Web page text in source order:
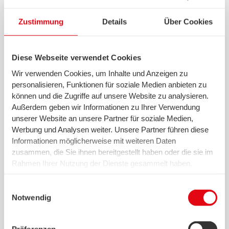
Zustimmung Details Über Cookies
Diese Webseite verwendet Cookies
Wir verwenden Cookies, um Inhalte und Anzeigen zu
personalisieren, Funktionen für soziale Medien anbieten zu
können und die Zugriffe auf unsere Website zu analysieren.
Außerdem geben wir Informationen zu Ihrer Verwendung
unserer Website an unsere Partner für soziale Medien,
Werbung und Analysen weiter. Unsere Partner führen diese
Informationen möglicherweise mit weiteren Daten
zusammen, die Sie ihnen bereitgestellt haben oder die sie im
Rahmen Ihrer Nutzung der Dienste gesammelt haben.
existiert. Das birgt das Risiko des unbemerkten Zugriffs
durch Behörden, das Fehlen von Betroffenenrechten,
Notwendig
Jetzt erkunden
Unser Service für Telekommunikation
Die Online-Rechnung von swb